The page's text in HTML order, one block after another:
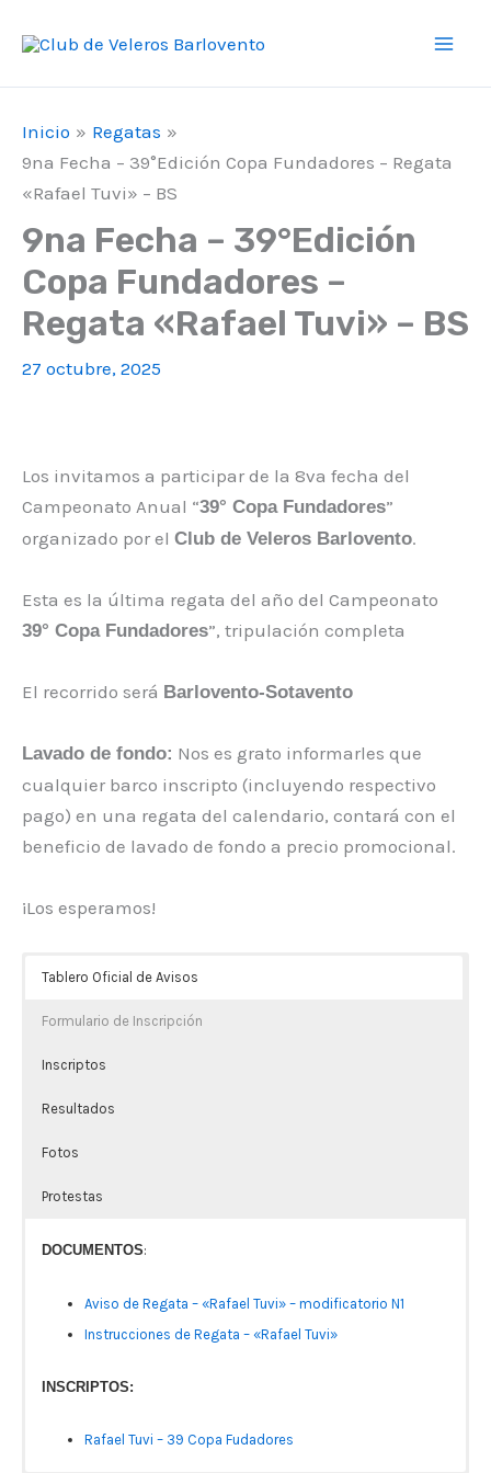
Inicio
Regatas
9na Fecha – 39°Edición Copa Fundadores – Regata
«Rafael Tuvi» – BS
9na Fecha – 39°Edición
Copa Fundadores –
Regata «Rafael Tuvi» – BS
27 octubre, 2025
Los invitamos a participar de la 8va fecha del
Campeonato Anual “39° Copa Fundadores”
organizado por el Club de Veleros Barlovento.
Esta es la última regata del año del Campeonato
39° Copa Fundadores”, tripulación completa
El recorrido será Barlovento-Sotavento
Lavado de fondo: Nos es grato informarles que
cualquier barco inscripto (incluyendo respectivo
pago) en una regata del calendario, contará con el
beneficio de lavado de fondo a precio promocional.
¡Los esperamos!
Tablero Oficial de Avisos
Formulario de Inscripción
Inscriptos
Resultados
Fotos
Protestas
DOCUMENTOS:
Aviso de Regata – «Rafael Tuvi» – modificatorio N1
Instrucciones de Regata – «Rafael Tuvi»
INSCRIPTOS:
Rafael Tuvi – 39 Copa Fudadores
a
c
e
b
o
o
k
n
s
t
a
g
a
m
o
u
T
u
b
e